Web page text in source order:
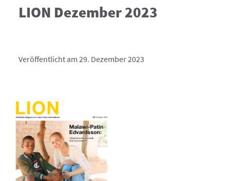
LION Dezember 2023
Veröffentlicht am 29. Dezember 2023